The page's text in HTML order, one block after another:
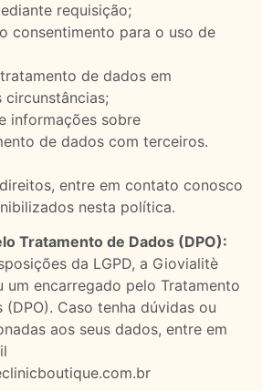
requisição;
consentimento para o uso de
de dados em
circunstâncias;
informações sobre
de dados com terceiros.
entre em contato conosco
nesta política.
Tratamento de Dados (DPO):
da LGPD, a Giovialitè
um encarregado pelo Tratamento
(DPO). Caso tenha dúvidas ou
aos seus dados, entre em